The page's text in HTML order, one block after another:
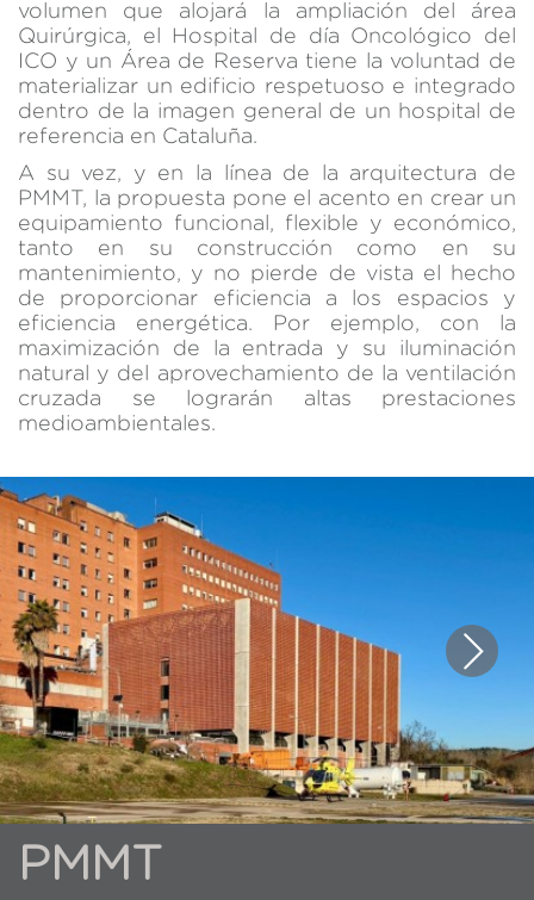
volumen que alojará la ampliación del área
Quirúrgica, el Hospital de día Oncológico del
ICO y un Área de Reserva tiene la voluntad de
materializar un edificio respetuoso e integrado
dentro de la imagen general de un hospital de
referencia en Cataluña.
A su vez, y en la línea de la arquitectura de
PMMT, la propuesta pone el acento en crear un
equipamiento funcional, flexible y económico,
tanto en su construcción como en su
mantenimiento, y no pierde de vista el hecho
de proporcionar eficiencia a los espacios y
eficiencia energética. Por ejemplo, con la
maximización de la entrada y su iluminación
natural y del aprovechamiento de la ventilación
cruzada se lograrán altas prestaciones
medioambientales.
PMMT
utiliza en la medición de la actividad de la web para la
elaboración de perfiles de navegación de los usuarios con
el fin de introducir mejoras en función del análisis de los
datos de uso que hacen los usuarios del servicio. Permiten
guardar la información de preferencia del usuario para
mejorar la calidad de nuestros servicios y para ofrecer una
mejor experiencia a través de productos recomendados.
Marketing y publicidad
Estas cookies son utilizadas para almacenar información
sobre las preferencias y elecciones personales del usuario
a través de la observación continuada de sus hábitos de
navegación. Gracias a ellas, podemos conocer los hábitos
de navegación en el sitio web y mostrar publicidad
relacionada con el perfil de navegación del usuario.